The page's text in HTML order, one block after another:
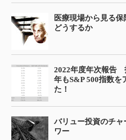
医療現場から見る
どうするか
2022年度年次報告
年もS&P 500指数を
た！
バリュー投資のチ
ワー